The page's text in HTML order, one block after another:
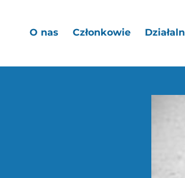
O nas Członkowie